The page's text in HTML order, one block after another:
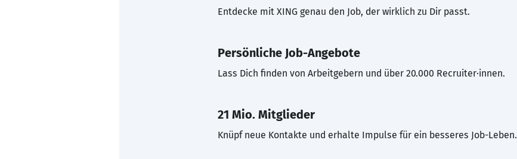
Entdecke mit XING genau den Job, der wirklich zu Dir passt.
Persönliche Job-Angebote
Lass Dich finden von Arbeitgebern und über 20.000 Recruiter·innen.
21 Mio. Mitglieder
Knüpf neue Kontakte und erhalte Impulse für ein besseres Job-Leben.